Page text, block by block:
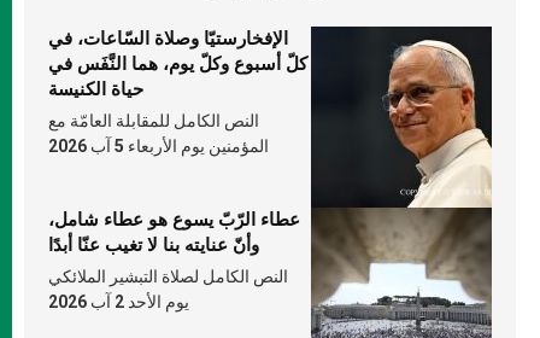
الإفخارستيّا وصلاة السّاعات، في
كلّ أسبوع وكلّ يوم، هما النَّفَس في
حياة الكنيسة
النص الكامل للمقابلة العامّة مع
المؤمنين يوم الأربعاء 5 آب 2026
عطاء الرّبّ يسوع هو عطاء شامل،
وأنّ عنايته بنا لا تغيب عنّا أبدًا
النص الكامل لصلاة التبشير الملائكي
يوم الأحد 2 آب 2026